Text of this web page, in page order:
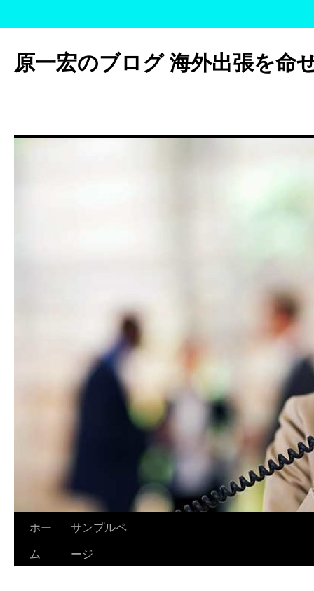
テ
ン
ッ
原一宏のブログ 海外出張を命
ホー
ム
サンプルペ
ージ